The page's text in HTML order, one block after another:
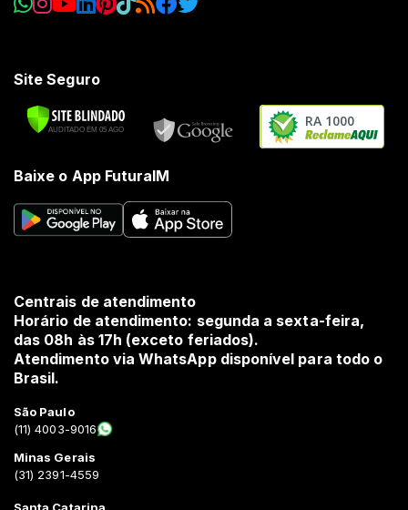
Site Seguro
RA 1000
Baixe o App FuturaIM
Centrais de atendimento
Horário de atendimento: segunda a sexta-feira,
das 08h às 17h (exceto feriados).
Atendimento via WhatsApp disponível para todo o
Brasil.
São Paulo
(11) 4003-9016
Minas Gerais
(31) 2391-4559
Santa Catarina